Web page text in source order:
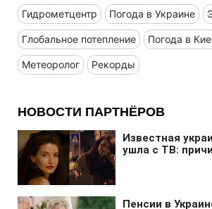
Гидрометцентр Погода в Украине
Глобальное потепление Погода в
Метеоролог Рекорды